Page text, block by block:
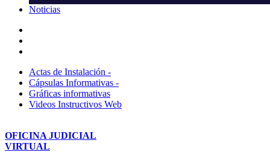
Noticias
Actas de Instalación -
Cápsulas Informativas -
Gráficas informativas
Videos Instructivos Web
OFICINA JUDICIAL
VIRTUAL